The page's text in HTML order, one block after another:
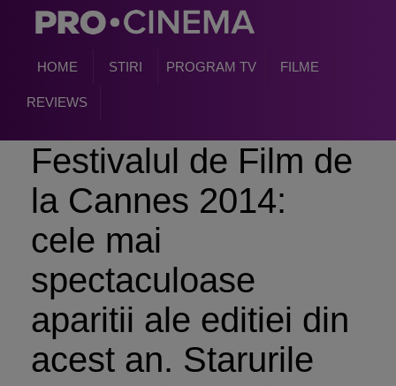
HOME STIRI PROGRAM TV FILME
REVIEWS
Festivalul de Film de
la Cannes 2014:
cele mai
spectaculoase
aparitii ale editiei din
acest an. Starurile